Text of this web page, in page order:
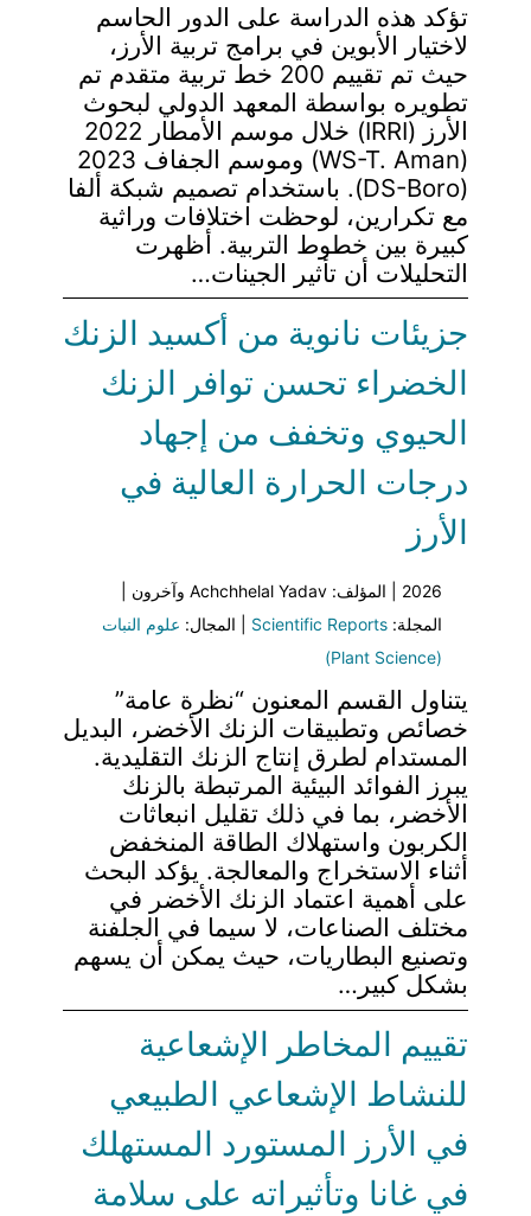
تؤكد هذه الدراسة على الدور الحاسم
لاختيار الأبوين في برامج تربية الأرز،
حيث تم تقييم 200 خط تربية متقدم تم
تطويره بواسطة المعهد الدولي لبحوث
الأرز (IRRI) خلال موسم الأمطار 2022
(WS-T. Aman) وموسم الجفاف 2023
(DS-Boro). باستخدام تصميم شبكة ألفا
مع تكرارين، لوحظت اختلافات وراثية
كبيرة بين خطوط التربية. أظهرت
التحليلات أن تأثير الجينات…
جزيئات نانوية من أكسيد الزنك
الخضراء تحسن توافر الزنك
الحيوي وتخفف من إجهاد
درجات الحرارة العالية في
الأرز
2026 | المؤلف: Achchhelal Yadav وآخرون |
المجلة:Scientific Reports | المجال: علوم النبات
(Plant Science)
يتناول القسم المعنون “نظرة عامة”
خصائص وتطبيقات الزنك الأخضر، البديل
المستدام لطرق إنتاج الزنك التقليدية.
يبرز الفوائد البيئية المرتبطة بالزنك
الأخضر، بما في ذلك تقليل انبعاثات
الكربون واستهلاك الطاقة المنخفض
أثناء الاستخراج والمعالجة. يؤكد البحث
على أهمية اعتماد الزنك الأخضر في
مختلف الصناعات، لا سيما في الجلفنة
وتصنيع البطاريات، حيث يمكن أن يسهم
بشكل كبير…
تقييم المخاطر الإشعاعية
للنشاط الإشعاعي الطبيعي
في الأرز المستورد المستهلك
في غانا وتأثيراته على سلامة